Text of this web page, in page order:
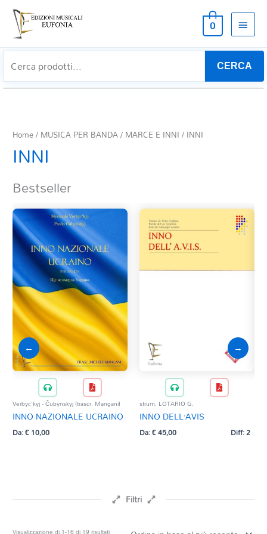
0
CERCA
Home/ MUSICA PER BANDA/ MARCE E INNI / INNI
INNI
Bestseller
←
Verbyc'kyj - Čubynskyj (trascr. Mangani)
INNO NAZIONALE UCRAINO
Da:€10,00
strum. LOTARIO G.
INNO DELL’AVIS
Da:€45,00 Diff: 2
→
Filtri
Visualizzazione di 1-16 di 19 risultatiOrdina